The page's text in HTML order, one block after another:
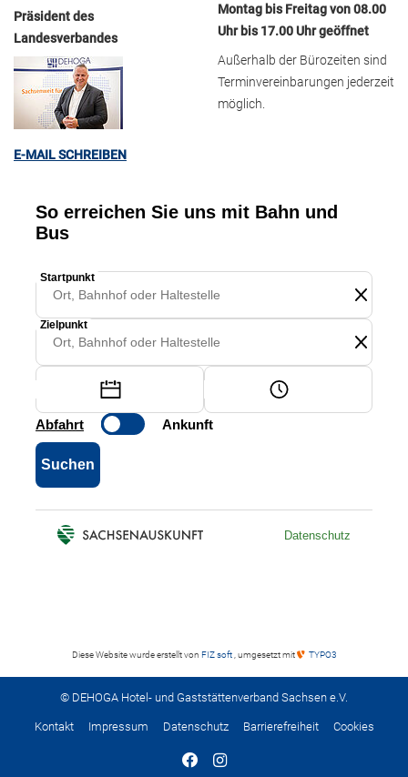
Präsident des
Landesverbandes
E-MAIL SCHREIBEN
Montag bis Freitag von 08.00
Uhr bis 17.00 Uhr geöffnet
Außerhalb der Bürozeiten sind
Terminvereinbarungen jederzeit
möglich.
Diese Website wurde erstellt von FIZ soft , umgesetzt mit TYPO3
© DEHOGA Hotel- und Gaststättenverband Sachsen e.V.
Kontakt Impressum Datenschutz Barrierefreiheit Cookies